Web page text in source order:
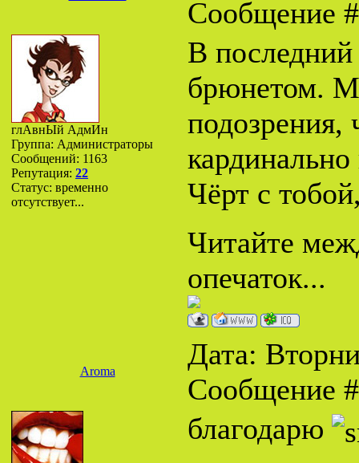
Сообщение
глАвнЫй АдмИн
Группа: Администраторы
Сообщений: 1163
Репутация: 22
Статус: временно
отсутствует...
В
брюнетом.
подозрения,
Чёрт с
Читайте
опечаток...
Aroma
Дата:
Сообщение
благодарю